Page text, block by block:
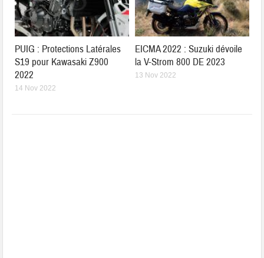
PUIG : Protections Latérales
S19 pour Kawasaki Z900
2022
14 Nov 2022
EICMA 2022 : Suzuki dévoile
la V-Strom 800 DE 2023
13 Nov 2022